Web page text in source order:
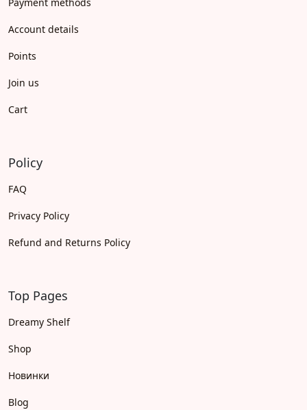
Payment methods
Account details
Points
Join us
Cart
Policy
FAQ
Privacy Policy
Refund and Returns Policy
Top Pages
Dreamy Shelf
Shop
Новинки
Blog